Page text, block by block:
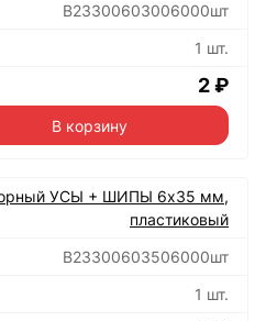
B23300603006000шт
1 шт.
2 ₽
В корзину
УСЫ + ШИПЫ 6х35 мм,
пластиковый
B23300603506000шт
1 шт.